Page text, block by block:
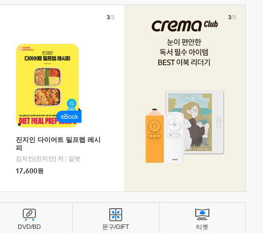
진지인 다이어트 밀프렙 레시
피
김지인(진지인) 저
길벗
17,600원
3/3 3/3
DVD/BD 문구/GIFT 티켓